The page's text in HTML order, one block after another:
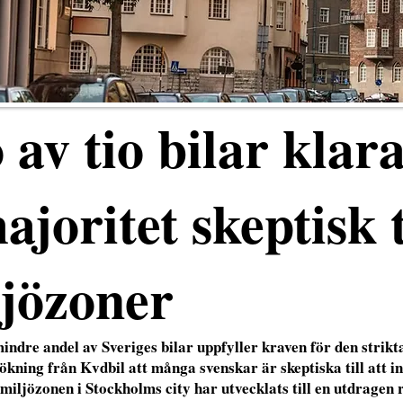
av tio bilar
andel av Sveriges bilar uppfyller kraven för den
från Kvdbil att många svenskar är skeptiska till att
i Stockholms city har utvecklats till en utdragen